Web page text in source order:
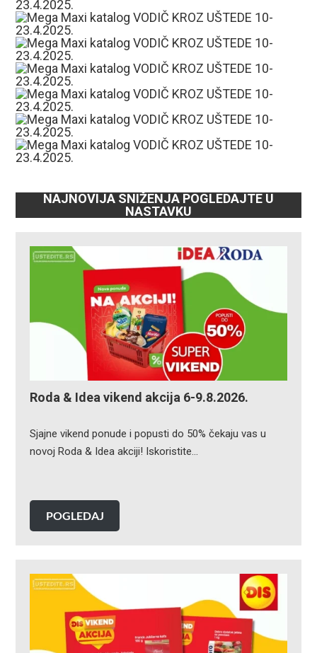
NAJNOVIJA SNIŽENJA POGLEDAJTE U
NASTAVKU
Roda & Idea vikend akcija 6-9.8.2026.
Sjajne vikend ponude i popusti do 50% čekaju vas u
novoj Roda & Idea akciji! Iskoristite…
POGLEDAJ